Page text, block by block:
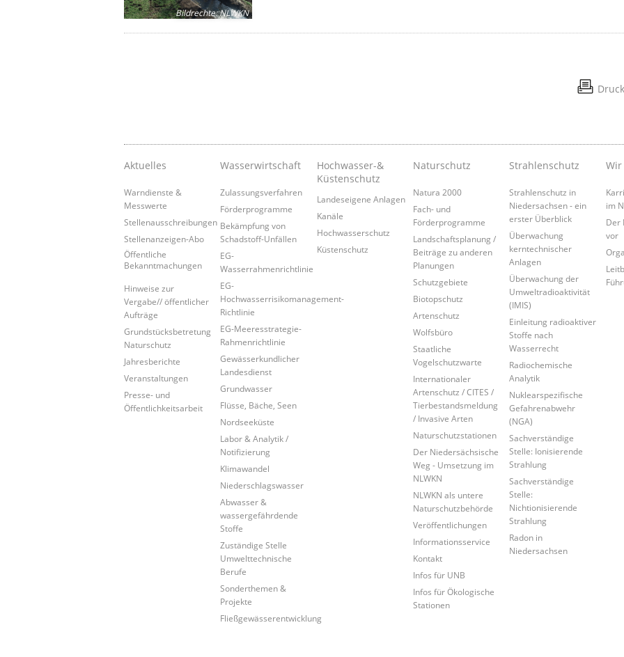
Bildrechte:NLWKN
Aktuelles
Warndienste &
Messwerte
Stellenausschreibungen
Stellenanzeigen-Abo
Öffentliche
Bekanntmachungen
Hinweise zur
Vergabe// öffentlicher
Aufträge
Grundstücksbetretung
Naturschutz
Jahresberichte
Veranstaltungen
Presse- und
Öffentlichkeitsarbeit
Wasserwirtschaft
Zulassungsverfahren
Förderprogramme
Bekämpfung von
Schadstoff-Unfällen
EG-
Wasserrahmenrichtlinie
EG-
Hochwasserrisikomanagement-
Richtlinie
EG-Meeresstrategie-
Rahmenrichtlinie
Gewässerkundlicher
Landesdienst
Grundwasser
Flüsse, Bäche, Seen
Nordseeküste
Labor & Analytik /
Notifizierung
Klimawandel
Niederschlagswasser
Abwasser &
wassergefährdende
Stoffe
Zuständige Stelle
Umwelttechnische
Berufe
Sonderthemen &
Projekte
Fließgewässerentwicklung
Hochwasser-&
Küstenschutz
Landeseigene Anlagen
Kanäle
Hochwasserschutz
Küstenschutz
Naturschutz
Natura 2000
Fach- und
Förderprogramme
Landschaftsplanung /
Beiträge zu anderen
Planungen
Schutzgebiete
Biotopschutz
Artenschutz
Wolfsbüro
Staatliche
Vogelschutzwarte
Internationaler
Artenschutz / CITES /
Tierbestandsmeldung
/ Invasive Arten
Naturschutzstationen
Der Niedersächsische
Weg - Umsetzung im
NLWKN
NLWKN als untere
Naturschutzbehörde
Veröffentlichungen
Informationsservice
Kontakt
Infos für UNB
Infos für Ökologische
Stationen
Strahlenschutz
Strahlenschutz in
Niedersachsen - ein
erster Überblick
Überwachung
kerntechnischer
Anlagen
Überwachung der
Umweltradioaktivität
(IMIS)
Einleitung radioaktiver
Stoffe nach
Wasserrecht
Radiochemische
Analytik
Nuklearspezifische
Gefahrenabwehr
(NGA)
Sachverständige
Stelle: Ionisierende
Strahlung
Sachverständige
Stelle:
Nichtionisierende
Strahlung
Radon in
Niedersachsen
im
Der
vor